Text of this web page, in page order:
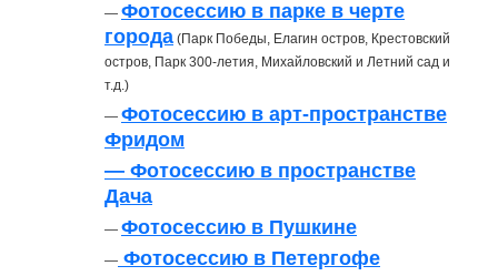
— Фотосессию в парке в черте
города (Парк Победы, Елагин остров, Крестовский
остров, Парк 300-летия, Михайловский и Летний сад и
т.д.)
— Фотосессию в арт-пространстве
Фридом
— Фотосессию в пространстве
Дача
— Фотосессию в Пушкине
— Фотосессию в Петергофе